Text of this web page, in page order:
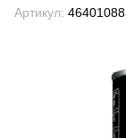
Артикул: 46401088